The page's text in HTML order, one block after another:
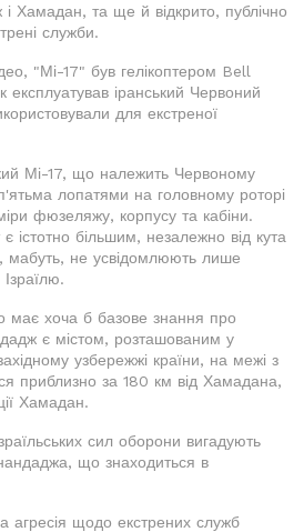
Хамадан, та ще й відкрито, публічно
служби.
"Мі-17" був гелікоптером Bell
іранський Червоний
для екстреної
Мі-17, що належить Червоному
лопатями на головному роторі
фюзеляжу, корпусу та кабіни.
істотно більшим, незалежно від кута
не усвідомлюють лише
має хоча б базове знання про
є містом, розташованим у
узбережжі країни, на межі з
приблизно за 180 км від Хамадана,
Хамадан.
сил оборони вигадують
що знаходиться в
агресія щодо екстрених служб